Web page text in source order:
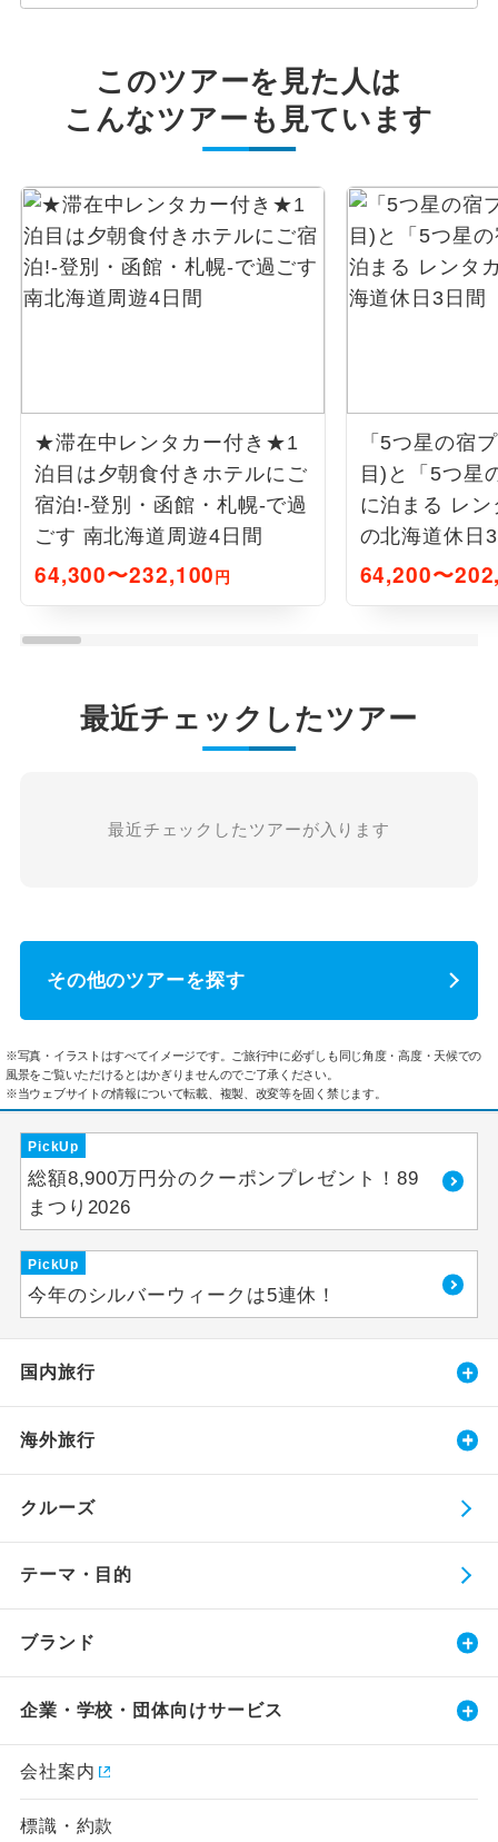
このツアーを見た人は
こんなツアーも見ています
★滞在中レンタカー付き★1
泊目は夕朝食付きホテルにご
宿泊!-登別・函館・札幌-で過
ごす 南北海道周遊4日間
64,300〜232,100円
「5つ星の宿
目)と「5つ星
に泊まる レ
の北海道休日
64,200〜
最近チェックしたツアー
最近チェックしたツアーが入ります
その他のツアーを探す
※写真・イラストはすべてイメージです。ご旅行中に必ずしも同じ角度・高度・天候での
風景をご覧いただけるとはかぎりませんのでご了承ください。
※当ウェブサイトの情報について転載、複製、改変等を固く禁じます。
PickUp
総額8,900万円分のクーポンプレゼント！89
まつり2026
PickUp
今年のシルバーウィークは5連休！
国内旅行
海外旅行
クルーズ
テーマ・目的
ブランド
企業・学校・団体向けサービス
会社案内
標識・約款